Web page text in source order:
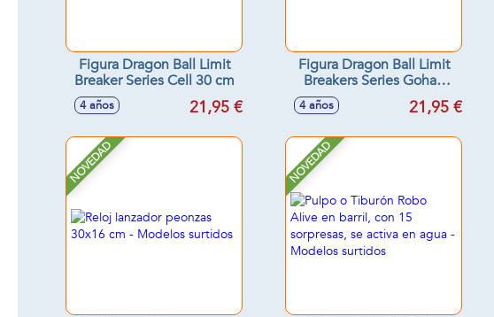
Figura Dragon Ball Limit
Breaker Series Cell 30 cm
4 años 21,95 €
Figura Dragon Ball Limit
Breakers Series Gohan
Beast 30 cm
4 años 21,95 €
NOVEDAD NOVEDAD